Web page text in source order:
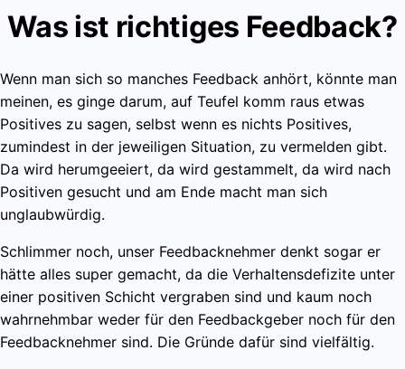
Was ist richtiges Feedback?
Wenn man sich so manches Feedback anhört, könnte man
meinen, es ginge darum, auf Teufel komm raus etwas
Positives zu sagen, selbst wenn es nichts Positives,
zumindest in der jeweiligen Situation, zu vermelden gibt.
Da wird herumgeeiert, da wird gestammelt, da wird nach
Positiven gesucht und am Ende macht man sich
unglaubwürdig.
Schlimmer noch, unser Feedbacknehmer denkt sogar er
hätte alles super gemacht, da die Verhaltensdefizite unter
einer positiven Schicht vergraben sind und kaum noch
wahrnehmbar weder für den Feedbackgeber noch für den
Feedbacknehmer sind. Die Gründe dafür sind vielfältig.